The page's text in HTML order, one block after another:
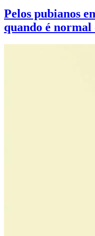
Pelos pubianos
quando é